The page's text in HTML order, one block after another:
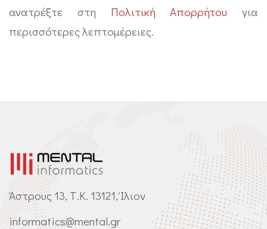
ανατρέξτε στη Πολιτική Απορρήτου για
περισσότερες λεπτομέρειες.
Άστρους 13, Τ.Κ. 13121, Ίλιον
informatics@mental.gr